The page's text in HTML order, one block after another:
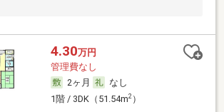
4.30万円
管理費なし
2ヶ月
なし
1階 / 3DK（51.54m2）